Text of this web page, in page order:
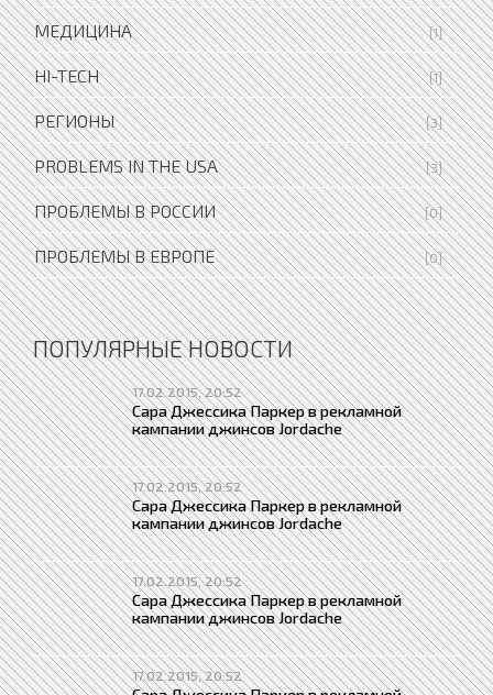
МЕДИЦИНА [1]
HI-TECH [1]
РЕГИОНЫ [3]
PROBLEMS IN THE USA [3]
ПРОБЛЕМЫ В РОССИИ [0]
ПРОБЛЕМЫ В ЕВРОПЕ [0]
ПОПУЛЯРНЫЕ НОВОСТИ
17.02.2015, 20:52
Сара Джессика Паркер в рекламной
кампании джинсов Jordache
17.02.2015, 20:52
Сара Джессика Паркер в рекламной
кампании джинсов Jordache
17.02.2015, 20:52
Сара Джессика Паркер в рекламной
кампании джинсов Jordache
17.02.2015, 20:52